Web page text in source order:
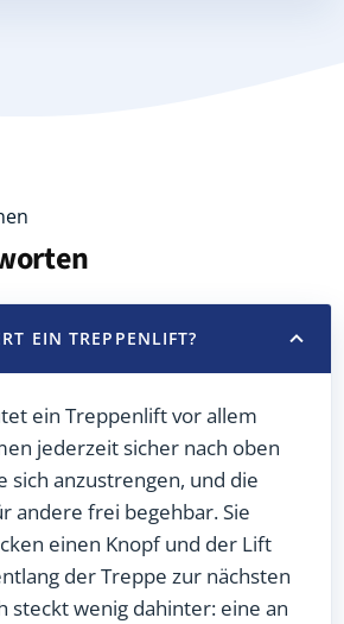
EIN TREPPENLIFT?
ein Treppenlift vor allem
jederzeit sicher nach oben
sich anzustrengen, und die
andere frei begehbar. Sie
einen Knopf und der Lift
der Treppe zur nächsten
steckt wenig dahinter: eine an